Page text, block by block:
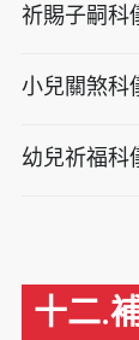
祈賜子嗣科
小兒關煞科
幼兒祈福科
十二.